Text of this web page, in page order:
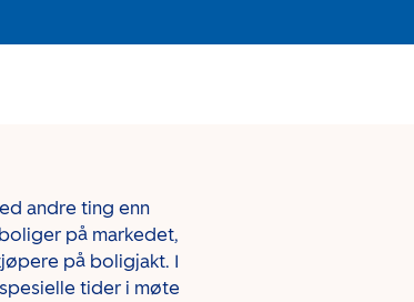
andre ting enn
på markedet,
på boligjakt. I
tider i møte